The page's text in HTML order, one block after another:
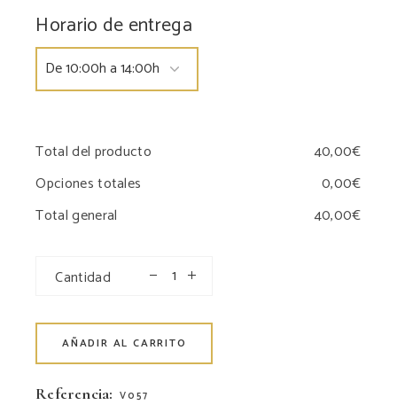
Horario de entrega
Total del producto
Opciones totales
Total general
Cantidad
AÑADIR AL CARRITO
Referencia: V057